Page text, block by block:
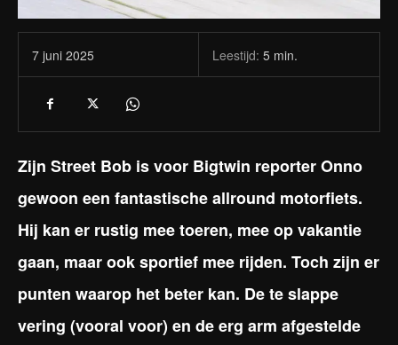
7 juni 2025 Leestijd: 5 min.
Zijn Street Bob is voor Bigtwin reporter Onno
gewoon een fantastische allround motorfiets.
Hij kan er rustig mee toeren, mee op vakantie
gaan, maar ook sportief mee rijden. Toch zijn er
punten waarop het beter kan. De te slappe
vering (vooral voor) en de erg arm afgestelde